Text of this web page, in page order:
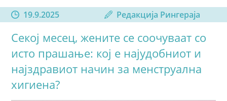
19.9.2025 Редакција Рингераја
Секој месец, жените се соочуваат со
исто прашање: кој е најудобниот и
најздравиот начин за менструална
хигиена?